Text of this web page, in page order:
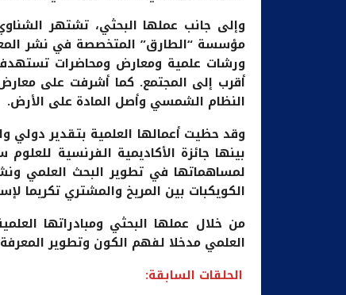
مؤسسة “الطارق” المتخصصة في نشر
ورشات علمية ومعارض ومحاضرات تستهدف
أقرب إلى المجتمع. كما أشرفت على
النظام الشمسي وأصل المادة على الأرض.
وقد حظيت أعمالها العلمية بتقدير
لمساهماتها في تطوير البحث العلمي
الكويكبات بين المريخ والمشتري تكريما
من خلال عملها البحثي ومبادراتها
العلمي مدخلا لفهم الكون وتطوير المعرفة
الحلقات السابقة: